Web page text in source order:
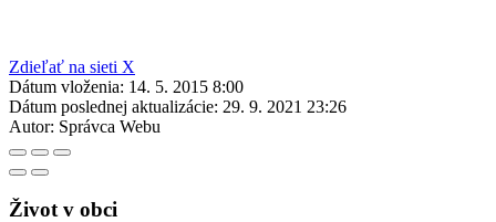
Zdieľať na sieti X
Dátum vloženia: 14. 5. 2015 8:00
Dátum poslednej aktualizácie: 29. 9. 2021 23:26
Autor: Správca Webu
Život v obci